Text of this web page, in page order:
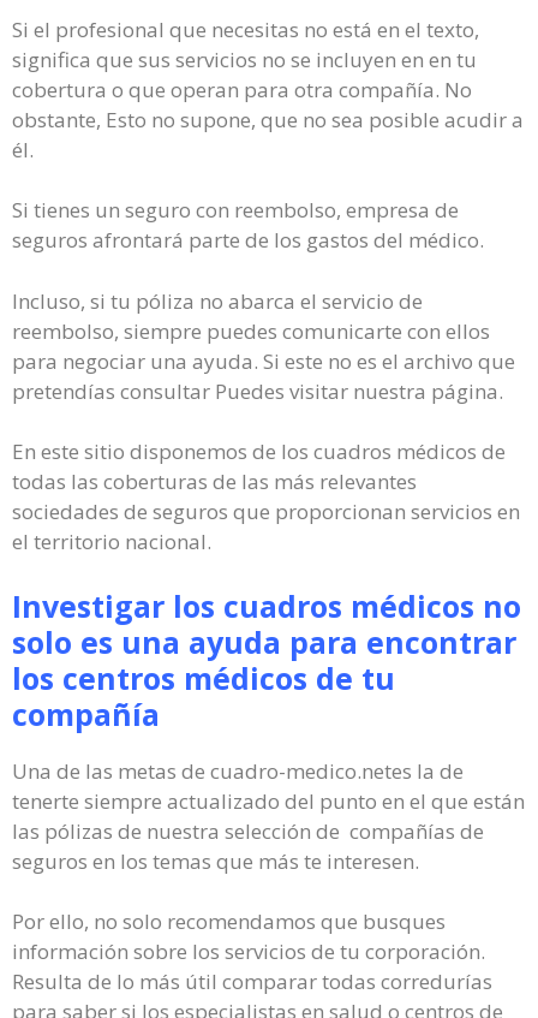
Si el profesional que necesitas no está en el texto,
significa que sus servicios no se incluyen en en tu
cobertura o que operan para otra compañía. No
obstante, Esto no supone, que no sea posible acudir a
él.
Si tienes un seguro con reembolso, empresa de
seguros afrontará parte de los gastos del médico.
Incluso, si tu póliza no abarca el servicio de
reembolso, siempre puedes comunicarte con ellos
para negociar una ayuda. Si este no es el archivo que
pretendías consultar Puedes visitar nuestra página.
En este sitio disponemos de los cuadros médicos de
todas las coberturas de las más relevantes
sociedades de seguros que proporcionan servicios en
el territorio nacional.
Investigar los cuadros médicos no
solo es una ayuda para encontrar
los centros médicos de tu
compañía
Una de las metas de cuadro-medico.netes la de
tenerte siempre actualizado del punto en el que están
las pólizas de nuestra selección de compañías de
seguros en los temas que más te interesen.
Por ello, no solo recomendamos que busques
información sobre los servicios de tu corporación.
Resulta de lo más útil comparar todas corredurías
para saber si los especialistas en salud o centros de